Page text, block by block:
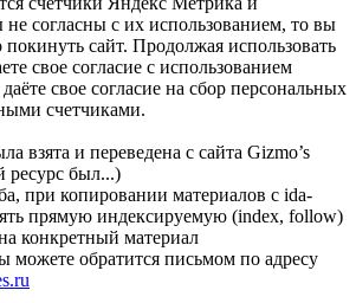
согласны с их использованием, то вы
сайт. Продолжая использовать
свое согласие с использованием
свое согласие на сбор персональных
счетчиками.
взята и переведена с сайта Gizmo’s
ресурс был...)
при копировании материалов с ida-
прямую индексируемую (index, follow)
конкретный материал
можете обратится письмом по адресу